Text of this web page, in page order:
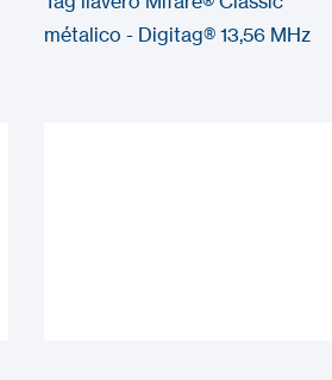
métalico - Digitag® 13,56 MHz